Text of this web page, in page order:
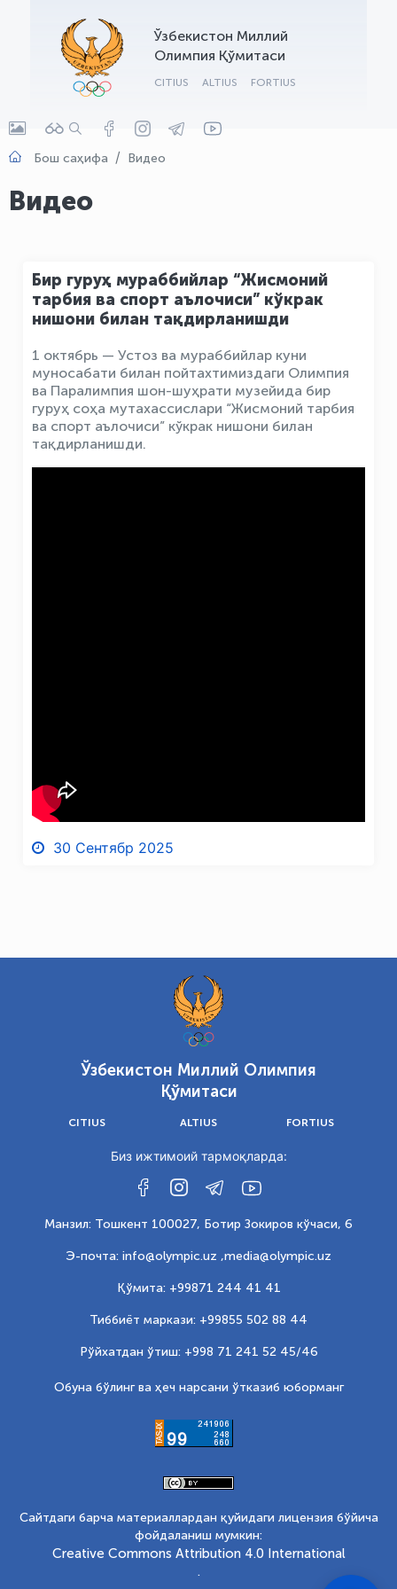
Ўзбекистон Миллий
Олимпия Қўмитаси
CITIUS ALTIUS FORTIUS
Бош саҳифа Видео
Видео
Бир гуруҳ мураббийлар “Жисмоний
тарбия ва спорт аълочиси” кўкрак
нишони билан тақдирланишди
1 октябрь — Устоз ва мураббийлар куни
муносабати билан пойтахтимиздаги Олимпия
ва Паралимпия шон-шуҳрати музейида бир
гуруҳ соҳа мутахассислари “Жисмоний тарбия
ва спорт аълочиси” кўкрак нишони билан
тақдирланишди.
30 Сентябр 2025
Ўзбекистон Миллий Олимпия
Қўмитаси
CITIUS ALTIUS FORTIUS
Биз ижтимоий тармоқларда:
Манзил: Тошкент 100027, Ботир Зокиров кўчаси, 6
Э-почта: info@olympic.uz ,media@olympic.uz
Қўмита: +99871 244 41 41
Тиббиёт маркази: +99855 502 88 44
Рўйхатдан ўтиш: +998 71 241 52 45/46
Обуна бўлинг ва ҳеч нарсани ўтказиб юборманг
Сайтдаги барча материаллардан қуйидаги лицензия бўйича
фойдаланиш мумкин:
Creative Commons Attribution 4.0 International
.
OLYMPCHIK AI - yordamchi
Онлайн · olympic.uz